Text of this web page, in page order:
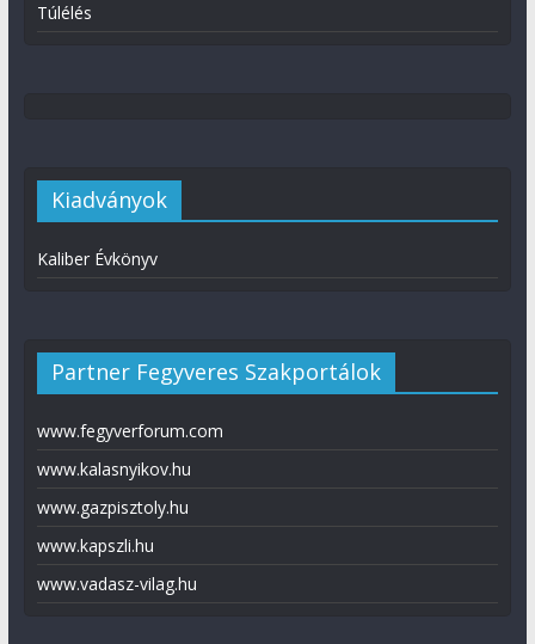
Túlélés
Kiadványok
Kaliber Évkönyv
Partner Fegyveres Szakportálok
www.fegyverforum.com
www.kalasnyikov.hu
www.gazpisztoly.hu
www.kapszli.hu
www.vadasz-vilag.hu